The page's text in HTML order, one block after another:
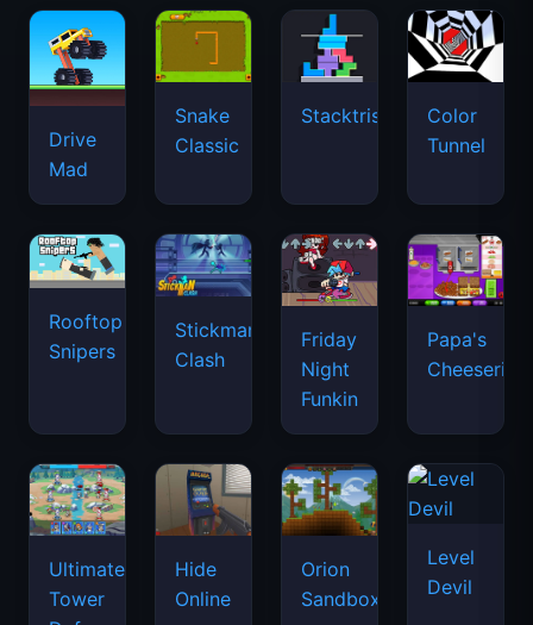
Drive
Mad
Snake
Classic
Stacktris
Color
Tunnel
Rooftop
Snipers
Stickman
Clash
Friday
Night
Funkin
Papa's
Cheeseria
Ultimate
Tower
Hide
Online
Orion
Sandbox
Level
Devil